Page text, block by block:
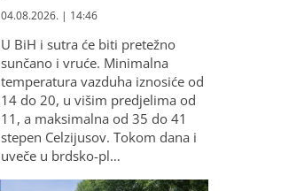
04.08.2026. | 14:46
U BiH i sutra će biti pretežno
sunčano i vruće. Minimalna
temperatura vazduha iznosiće od
14 do 20, u višim predjelima od
11, a maksimalna od 35 do 41
stepen Celzijusov. Tokom dana i
uveče u brdsko-pl…